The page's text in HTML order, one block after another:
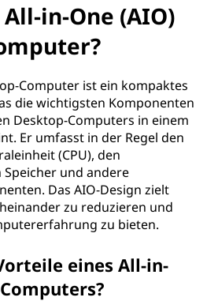
in-One (AIO)
Computer ist ein kompaktes
die wichtigsten Komponenten
Desktop-Computers in einem
Er umfasst in der Regel den
(CPU), den
Speicher und andere
Das AIO-Design zielt
zu reduzieren und
zu bieten.
eines All-in-